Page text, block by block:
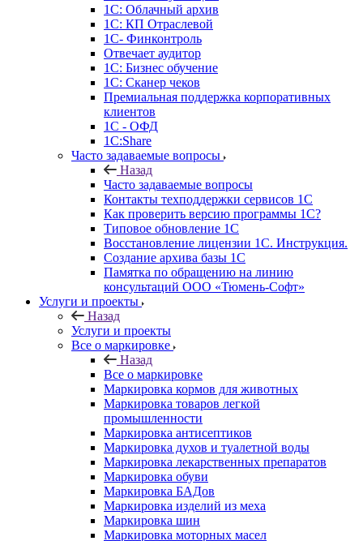
1С: Облачный архив
1С: КП Отраслевой
1С- Финконтроль
Отвечает аудитор
1С: Бизнес обучение
1С: Сканер чеков
Премиальная поддержка корпоративных
клиентов
1С - ОФД
1С:Share
Часто задаваемые вопросы
Назад
Часто задаваемые вопросы
Контакты техподдержки сервисов 1С
Как проверить версию программы 1С?
Типовое обновление 1С
Восстановление лицензии 1С. Инструкция.
Создание архива базы 1С
Памятка по обращению на линию
консультаций ООО «Тюмень-Софт»
Услуги и проекты
Назад
Услуги и проекты
Все о маркировке
Назад
Все о маркировке
Маркировка кормов для животных
Маркировка товаров легкой
промышленности
Маркировка антисептиков
Маркировка духов и туалетной воды
Маркировка лекарственных препаратов
Маркировка обуви
Маркировка БАДов
Маркировка изделий из меха
Маркировка шин
Маркировка моторных масел